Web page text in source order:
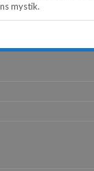
mystik.